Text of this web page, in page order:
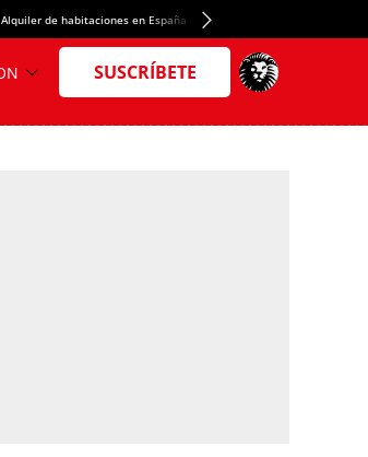
Alquiler de habitaciones en España Crédito del Spotify Camp Nou